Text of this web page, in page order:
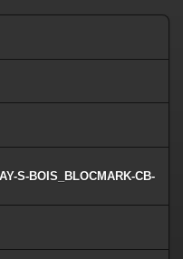
S-BOIS_BLOCMARK-CB-